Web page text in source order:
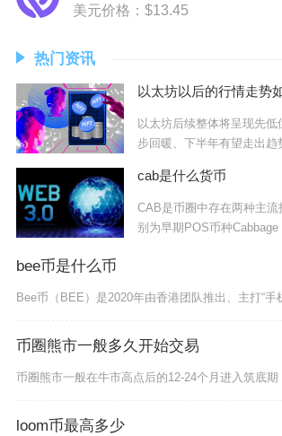
美元价格：$13.45
热门资讯
以太坊以后的行情走势
以太坊后续整体将呈现先
步回暖、下半年有望走出趋
cab是什么货币
CAB是币圈中存在两种主
别为早期POS币种
bee币是什么币
币圈熊市一般多久开始交易
loom币最高多少